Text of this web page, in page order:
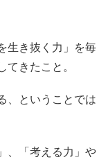
生き抜く力」を毎
てきたこと。
、ということでは
、「考える力」や